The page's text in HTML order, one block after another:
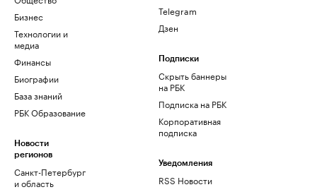
Бизнес
Технологии и
медиа
Финансы
Биографии
База знаний
РБК Образование
Новости
регионов
Санкт-Петербург
и область
Telegram
Дзен
Подписки
Скрыть баннеры
на РБК
Подписка на РБК
Корпоративная
подписка
Уведомления
RSS Новости